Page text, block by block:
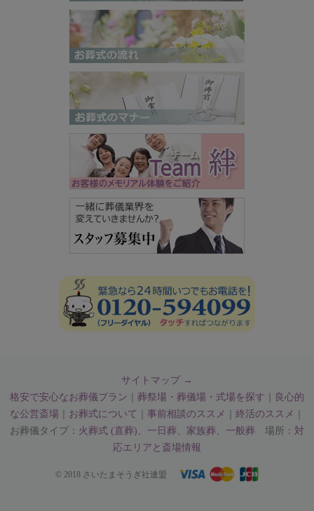
サイトマップ →
格安で安心なお葬儀プラン
葬祭場・葬儀場・式場を探す
良心的
な公営斎場
お葬式について 事前相談のススメ 終活のススメ
お葬儀タイプ： 火葬式 (直葬) 一日葬 家族葬 一般葬 場所： 対
応エリアと斎場情報
© 2018 さいたまそうぎ社連盟